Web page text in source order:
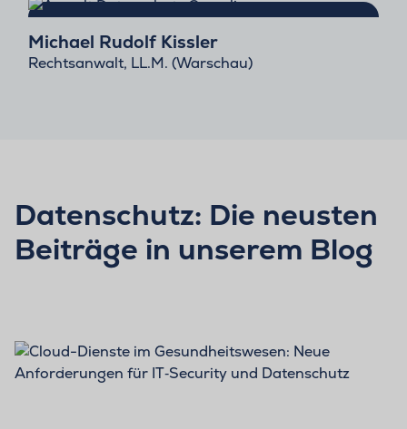
Michael Rudolf Kissler
Rechtsanwalt, LL.M. (Warschau)
Datenschutz: Die neusten
Beiträge in unserem Blog
BLOG